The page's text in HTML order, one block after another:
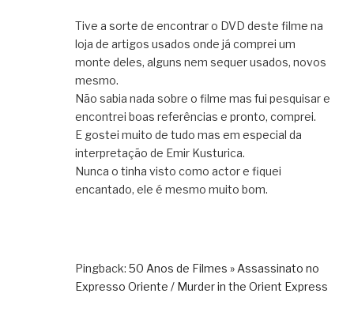
Tive a sorte de encontrar o DVD deste filme na
loja de artigos usados onde já comprei um
monte deles, alguns nem sequer usados, novos
mesmo.
Não sabia nada sobre o filme mas fui pesquisar e
encontrei boas referências e pronto, comprei.
E gostei muito de tudo mas em especial da
interpretação de Emir Kusturica.
Nunca o tinha visto como actor e fiquei
encantado, ele é mesmo muito bom.
Pingback: 50 Anos de Filmes » Assassinato no
Expresso Oriente / Murder in the Orient Express